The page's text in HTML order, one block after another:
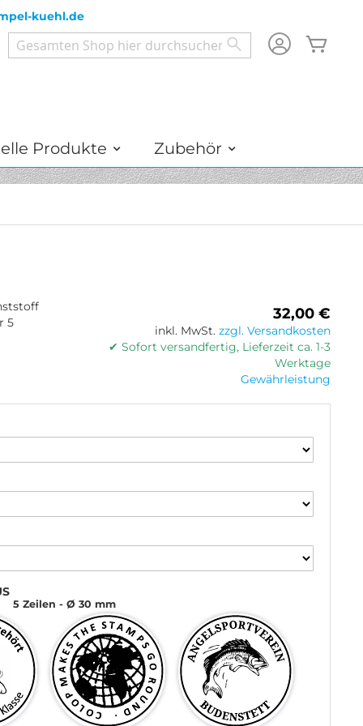
kuehl.de
Search
Produkte Zubehör
32,00 €
inkl. MwSt. zzgl. Versandkosten
✔ Sofort versandfertig, Lieferzeit ca. 1-3
Werktage
Gewährleistung
5
5 Zeilen Ø 30 mm